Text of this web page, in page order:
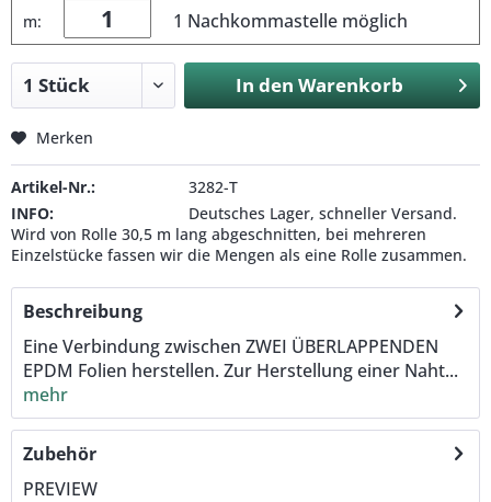
m: 1 Nachkommastelle möglich
In denWarenkorb
Merken
Artikel-Nr.:
3282-T
INFO:
Deutsches Lager, schneller Versand.
Wird von Rolle 30,5 m lang abgeschnitten, bei mehreren
Einzelstücke fassen wir die Mengen als eine Rolle zusammen.
Beschreibung
Eine Verbindung zwischen ZWEI ÜBERLAPPENDEN
EPDM Folien herstellen. Zur Herstellung einer Naht...
mehr
Zubehör
PREVIEW